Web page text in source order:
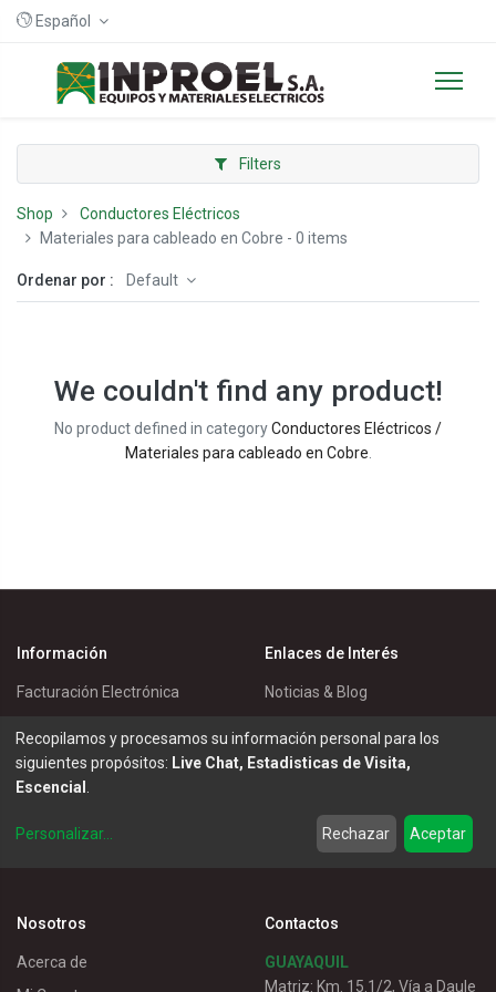
Español
Filters
Shop
Conductores Eléctricos
Materiales para cableado en Cobre - 0 items
Ordenar por : Default
We couldn't find any product!
No product defined in categoryConductores Eléctricos /
Materiales para cableado en Cobre.
Información
Facturación Electrónica
Política de Privacidad
Política de Entrega
Términos de Uso
Enlaces de Interés
Noticias & Blog
Master Eléctricos
Soluciones
Nosotros
Acerca de
Contactos
GUAYAQUIL
Matriz: Km. 15.1/2, Vía a Daule
Recopilamos y procesamos su información personal para los
siguientes propósitos: Live Chat, Estadisticas de Visita,
Escencial .
Personalizar... Rechazar Aceptar